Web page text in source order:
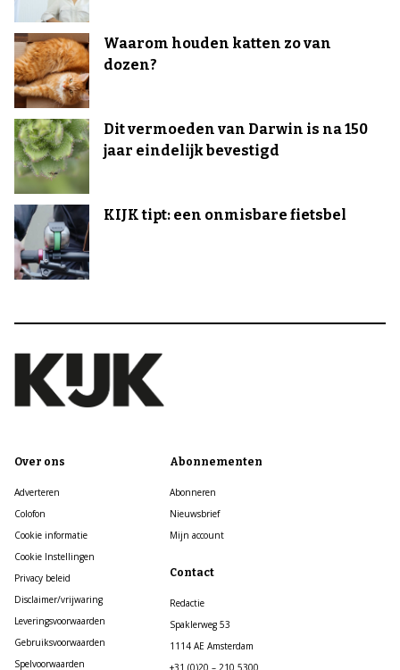
Waarom houden katten zo van
dozen?
Dit vermoeden van Darwin is na 150
jaar eindelijk bevestigd
KIJK tipt: een onmisbare fietsbel
Over ons
Adverteren
Colofon
Cookie informatie
Cookie Instellingen
Privacy beleid
Disclaimer/vrijwaring
Leveringsvoorwaarden
Gebruiksvoorwaarden
Spelvoorwaarden
Abonnementen
Abonneren
Nieuwsbrief
Mijn account
Contact
Redactie
Spaklerweg 53
1114 AE Amsterdam
+31 (0)20 – 210 5300